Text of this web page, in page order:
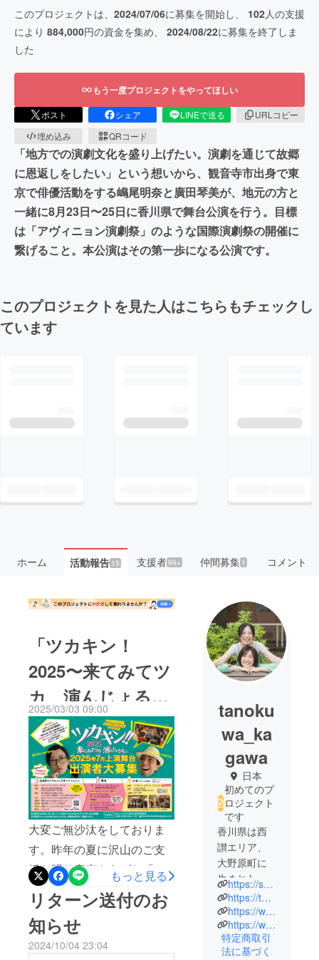
このプロジェクトは、 2024/07/06に募集を開始し、 102人の支援
により 884,000円の資金を集め、 2024/08/22に募集を終了しま
した
もう一度プロジェクトをやってほしい
ポスト シェア LINEで送る
URLコピー
埋め込み
QRコード
「地方での演劇文化を盛り上げたい。演劇を通じて故郷
に恩返しをしたい」という想いから、観音寺市出身で東
京で俳優活動をする嶋尾明奈と廣田琴美が、地元の方と
一緒に8月23日〜25日に香川県で舞台公演を行う。目標
は「アヴィニョン演劇祭」のような国際演劇祭の開催に
繋げること。本公演はその第一歩になる公演です。
このプロジェクトを見た人はこちらもチェックし
ています
ホーム 活動報告15 支援者99+ 仲間募集 1 コメント
「ツカキン！
2025〜来てみてツ
カ、演んじょるキ
ン」上演決定！出
演者・スタッフ募
集！
2025/03/03 09:00
大変ご無沙汰をしておりま
す。昨年の夏に沢山のご支
援を賜り産声をあげた「ツ
カキン！2024」・・・ 今年
の夏も故郷 香川県にて「ツ
カキン！2025」を上演‼︎それ
に伴い今回も「出演者とス
もっと見る
リターン送付のお
知らせ
2024/10/04 23:04
tanoku
wa_ka
gawa
日本
初めてのプ
ロジェクト
です
香川県は西
讃エリア、
大野原町に
生まれた嶋
尾明奈(アッ
キー)は、観
音寺第一高
等学校 卒業
後に香川県
https://shimaoakina.wixsite.com/tanoshiikuwadate/tanokuwakagawa
https://twitter.com/tanosiikuwadate
https://www.instagram.com/tanoshiikuwadate
https://www.facebook.com/tanoshiikuwadate
特定商取引
法に基づく